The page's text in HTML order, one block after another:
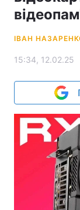
ІВАН
15:34, 12.02.25